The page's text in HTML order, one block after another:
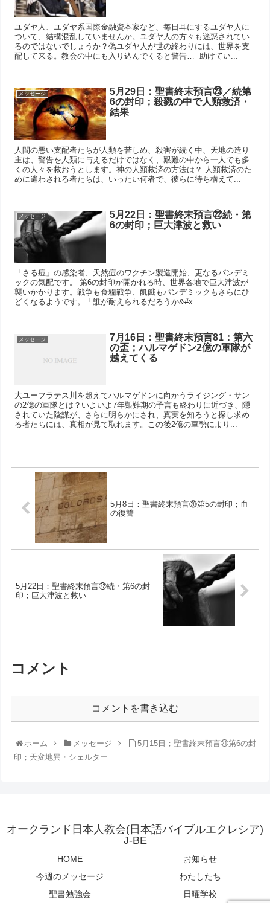
ユダヤ人、ユダヤ系国際金融資本家など、毎日耳にするユダヤ人に
ついて、結構混乱していませんか。ユダヤ人の方々も迷惑されてい
るのではないでしょうか？偽ユダヤ人が世の終わりには、世界を支
配して来る。教会の中にも入り込んでくると警告… 助けてい...
メッセージ
5月29日：聖書終末預言㉓／続第
6の封印；殺戮の中で人類救済・
結果
人間の悪い支配者たちが人類を苦しめ、殺害が続く中、天地の造り
主は、警告を人類に与えるだけではなく、艱難の中から一人でも多
くの人々を救おうとします。神の人類救済の方法は？ 人類救済のた
めに遣わされる者たちは、いったい何者で、彼らに待ち構えて...
メッセージ
5月22日：聖書終末預言㉒続・第
6の封印；巨大津波と救い
「さる痘」の感染者、天然痘のワクチン製造開始、更なるパンデミ
ックの気配です。 第6の封印が開かれる時、世界各地で巨大津波が
襲いかかります。戦争も食糧戦争、飢餓もパンデミックもさらにひ
どくなるようです。「誰が耐えられるだろうか&#x...
メッセージ
7月16日：聖書終末預言81：第六
の盃；ハルマゲドン2億の軍隊が
越えてくる
大ユーフラテス川を超えてハルマゲドンに向かうライジング・サン
の2億の軍隊とは？いよいよ7年艱難期の予言も終わりに近づき、隠
されていた陰謀が、さらに明らかにされ、真実を知ろうと探し求め
る者たちには、真相が見て取れます。この後2億の軍勢により...
5月8日：聖書終末預言⑳第5の封印；血
の復讐
5月22日：聖書終末預言㉒続・第6の封
印；巨大津波と救い
コメント
コメントを書き込む
ホーム メッセージ
5月15日；聖書終末預言㉑第6の封
印；天変地異・シェルター
オークランド日本人教会(日本語バイブルエクレシア)
J-BE
HOME
お知らせ
今週のメッセージ
わたしたち
聖書勉強会
日曜学校